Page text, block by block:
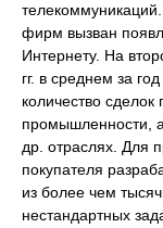
фирм вызван
Интернету. На
гг. в среднем за
количество
промышленности,
др. отраслях. Для
покупателя
из более чем
нестандартных